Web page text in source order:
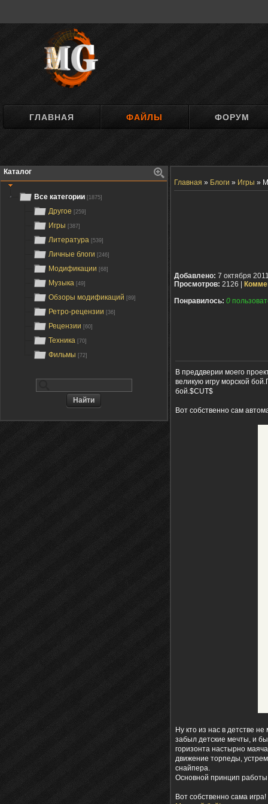
ГЛАВНАЯ ФАЙЛЫ ФОРУМ
Каталог
Все категории [1875]
Другое [259]
Игры [387]
Литература [539]
Личные блоги [246]
Модификации [68]
Музыка [49]
Обзоры модификаций [89]
Ретро-рецензии [36]
Рецензии [60]
Техника [70]
Фильмы [72]
Главная » Блоги » Игры »
Добавлено: 7 октября
Просмотров: 2126 |
Понравилось: 0
В преддверии моего
великую игру морской
бой.$CUT$
Вот собственно сам
Ну кто из нас в детстве
забыл детские мечты, и
горизонта настырно
движение торпеды,
снайпера.
Основной принцип
Вот собственно сама игра!